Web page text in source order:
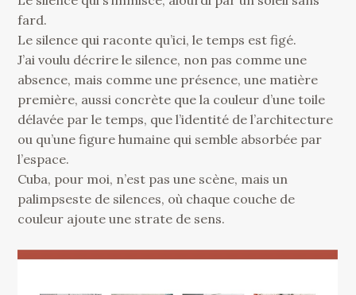
fard.
Le silence qui raconte qu’ici, le temps est figé.
J’ai voulu décrire le silence, non pas comme une
absence, mais comme une présence, une matière
première, aussi concrète que la couleur d’une toile
délavée par le temps, que l’identité de l’architecture
ou qu’une figure humaine qui semble absorbée par
l’espace.
Cuba, pour moi, n’est pas une scène, mais un
palimpseste de silences, où chaque couche de
couleur ajoute une strate de sens.